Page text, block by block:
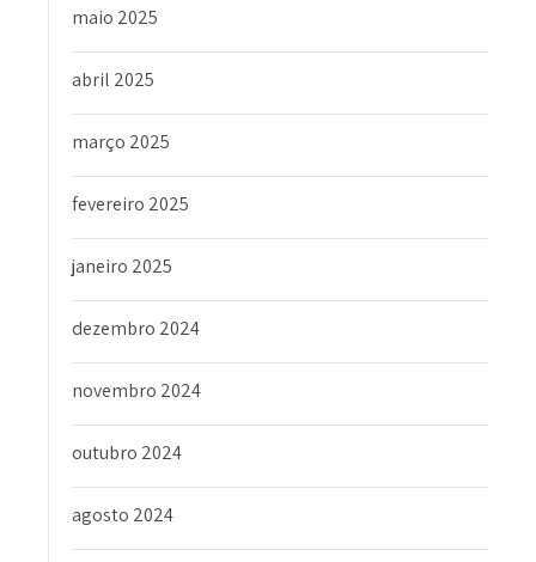
maio 2025
abril 2025
março 2025
fevereiro 2025
janeiro 2025
dezembro 2024
novembro 2024
outubro 2024
agosto 2024